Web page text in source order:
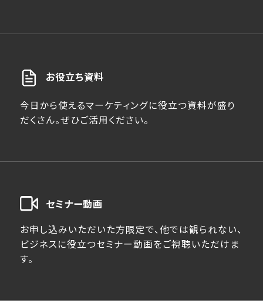
お役立ち資料
今日から使えるマーケティングに役立つ資料が盛り
だくさん。ぜひご活用ください。
セミナー動画
お申し込みいただいた方限定で、他では観られない、
ビジネスに役立つセミナー動画をご視聴いただけま
す。